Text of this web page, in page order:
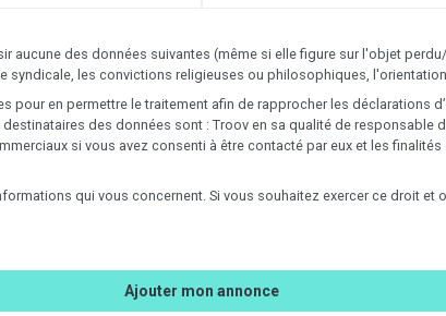
aucune des données suivantes (même si elle figure sur l'objet
syndicale, les convictions religieuses ou philosophiques,
en permettre le traitement afin de rapprocher les déclarations
des données sont : Troov en sa qualité de responsable
si vous avez consenti à être contacté par eux et les
qui vous concernent. Si vous souhaitez exercer ce droit
Ajouter mon annonce